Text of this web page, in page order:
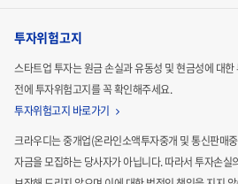
투자위험고지
스타트업 투자는 원금 손실과 유동성 및 현금성에 대
전에 투자위험고지를 꼭 확인해주세요.
투자위험고지 바로가기
크라우디는 중개업(온라인소액투자중개 및 통신판매
자금을 모집하는당사자가 아닙니다. 따라서 투자손실